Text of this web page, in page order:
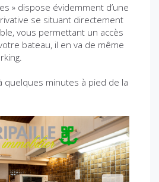
» dispose évidemment d’une
se situant directement
vous permettant un accès
bateau, il en va de même
quelques minutes à pied de la
N
e
x
t